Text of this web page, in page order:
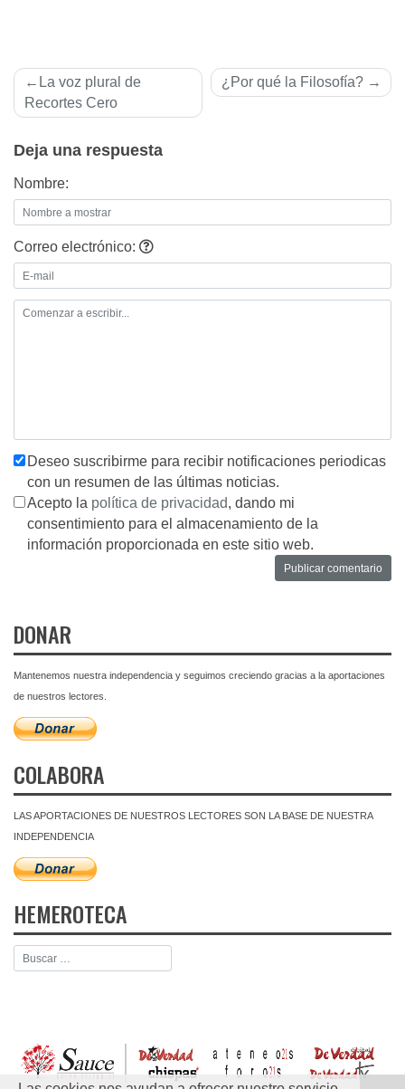
Navegación
de
La voz plural de
Recortes Cero
¿Por qué la Filosofí­a?
Deja una respuesta
Nombre:
Correo electrónico:
Deseo suscribirme para recibir notificaciones periodicas
con un resumen de las últimas noticias.
Acepto la política de privacidad, dando mi
consentimiento para el almacenamiento de la
información proporcionada en este sitio web.
DONAR
Mantenemos nuestra independencia y seguimos creciendo gracias a la aportaciones
de nuestros lectores.
COLABORA
LAS APORTACIONES DE NUESTROS LECTORES SON LA BASE DE NUESTRA
INDEPENDENCIA
HEMEROTECA